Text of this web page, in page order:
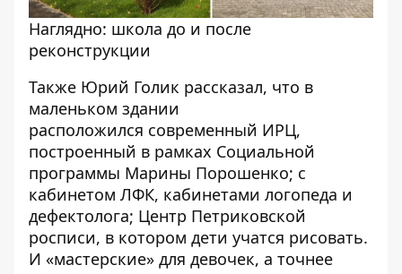
Наглядно: школа до и после
реконструкции
Также Юрий Голик рассказал, что в
маленьком здании
расположился современный ИРЦ,
построенный в рамках Социальной
программы Марины Порошенко; с
кабинетом ЛФК, кабинетами логопеда и
дефектолога; Центр Петриковской
росписи, в котором дети учатся рисовать.
И «мастерские» для девочек, а точнее